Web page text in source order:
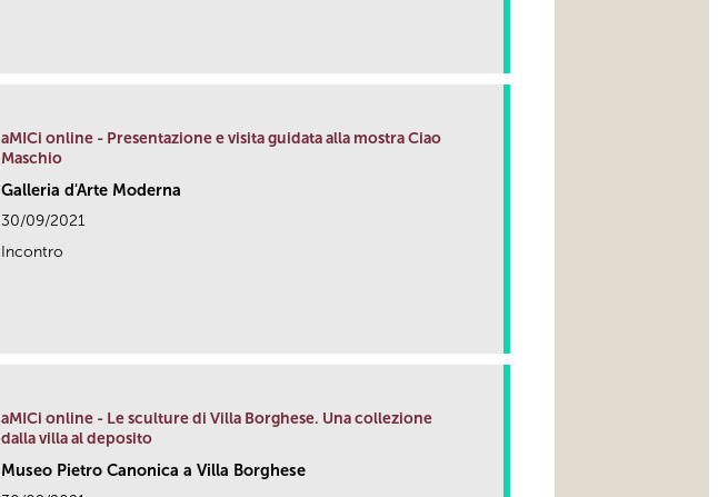
aMICi online - Presentazione e visita guidata alla mostra Ciao
Maschio
Galleria d'Arte Moderna
30/09/2021
Incontro
aMICi online - Le sculture di Villa Borghese. Una collezione
dalla villa al deposito
Museo Pietro Canonica a Villa Borghese